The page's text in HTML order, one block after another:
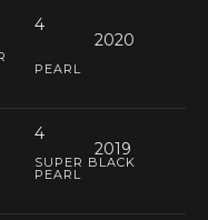
4
2020
PEARL
4
2019
SUPER BLACK
PEARL